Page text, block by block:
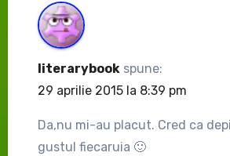
literarybook spune:
29 aprilie 2015 la 8:39 pm
Da,nu mi-au placut. Cred ca
gustul fiecaruia 🙂